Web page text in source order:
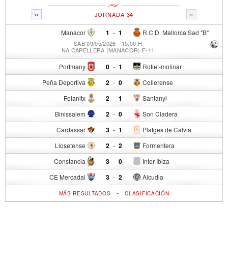
« »
JORNADA 34
Manacor 1 - R.C.D. Mallorca Sad "B"
1
SÁB 09/05/2026 - 15:00 H
NA CAPELLERA (MANACOR) F-11
Portmany 0 - Rotlet-molinar
1
Peña Deportiva 2 - Collerense
0
Felanitx 2 - Santanyi
1
Binissalem 2 - Son Cladera
0
Cardassar 3 - Platges de Calvia
1
Llosetense 2 - Formentera
2
Constancia 3 - Inter Ibiza
0
CE Mercadal 3 - Alcudia
2
MÁS RESULTADOS -CLASIFICACIÓN